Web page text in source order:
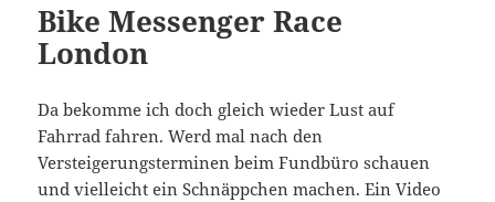
Bike Messenger Race
London
Da bekomme ich doch gleich wieder Lust auf
Fahrrad fahren. Werd mal nach den
Versteigerungsterminen beim Fundbüro schauen
und vielleicht ein Schnäppchen machen. Ein Video